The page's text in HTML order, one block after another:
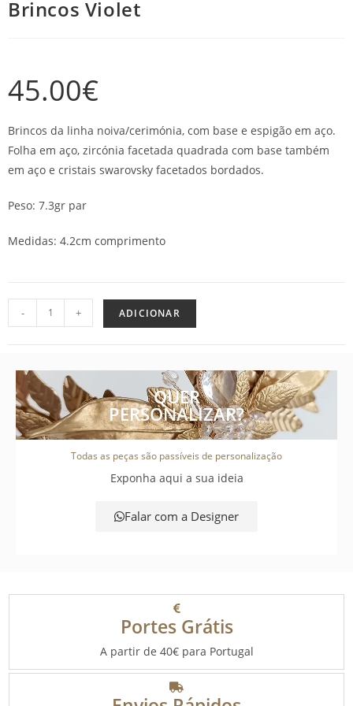
Brincos Violet
45.00€
Brincos da linha noiva/cerimónia, com base e espigão em aço.
Folha em aço, zircónia facetada quadrada com base também
em aço e cristais swarovsky facetados bordados.
Peso: 7.3gr par
Medidas: 4.2cm comprimento
- + ADICIONAR
QUER
PERSONALIZAR?
Todas as peças são passíveis de personalização
Exponha aqui a sua ideia
Falar com a Designer
Portes Grátis
A partir de 40€ para Portugal